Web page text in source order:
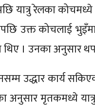
यात्रु रेलका
उक्त कोचलाई
। उनका अनुसार थप
उद्धार कार्य
अनुसार मृतकमध्ये